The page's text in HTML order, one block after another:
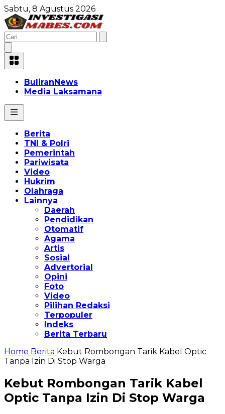
Sabtu, 8 Agustus 2026
BuliranNews
Media Laksamana
Berita
TNI & Polri
Pemerintah
Pariwisata
Video
Hukrim
Olahraga
Lainnya
Daerah
Pendidikan
Otomatif
Agama
Artis
Sosial
Advertorial
Opini
Foto
Video
Pilihan Redaksi
Terpopuler
Indeks
Berita Terbaru
Home Berita Kebut Rombongan Tarik Kabel Optic
Tanpa Izin Di Stop Warga
Kebut Rombongan Tarik Kabel
Optic Tanpa Izin Di Stop Warga